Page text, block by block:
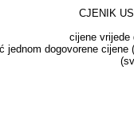
CJENIK
cijene vrijede
jednom dogovorene cijene